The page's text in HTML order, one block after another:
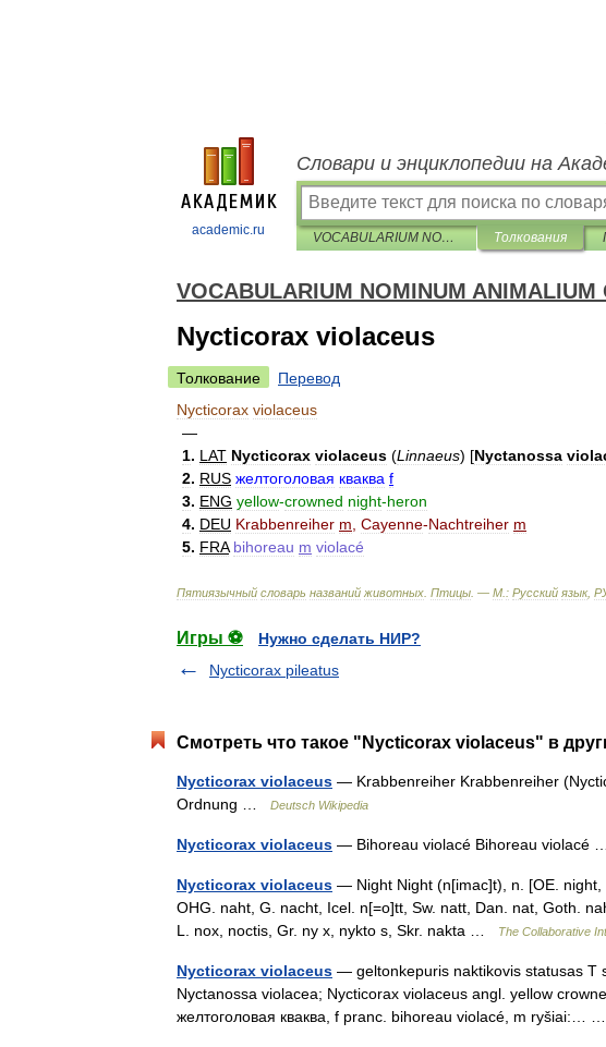
academic.ru
Словари и энциклопедии на
VOCABULARIUM NOMINUM ANIMALIUM QUINQUELINGUE — AVES Толкования
VOCABULARIUM NOMINUM
Nycticorax violaceus
Толкование
Перевод
Nycticorax violaceus
—
1. LAT Nycticorax violaceus (Linnaeus) [Nyctanossa
2. RUS желтоголовая кваква f
3. ENG yellow-crowned night-heron
4. DEU Krabbenreiher m Cayenne-Nachtreiher m
5. FRA bihoreau m violacé
Пятиязычный словарь названий животных Птицы . — М : Русский язык,
Игры ⚽
Нужно сделать НИР?
Nycticorax pileatus
Смотреть что такое "Nycticorax violaceus" в
Nycticorax violaceus — Krabbenreiher Krabbenreiher
Ordnung …
Deutsch Wikipedia
Nycticorax violaceus — Bihoreau violacé Bihoreau violacé
Nycticorax violaceus — Night Night (n[imac]t), n. [OE. night,
OHG. naht, G. nacht, Icel. n[=o]tt, Sw. natt, Dan. nat, Goth.
L. nox, noctis, Gr. ny x, nykto s, Skr. nakta …
The Collaborative
Nycticorax violaceus — geltonkepuris naktikovis statusas T
Nyctanossa violacea; Nycticorax violaceus angl. yellow
желтоголовая кваква, f pranc. bihoreau violacé, m ryšiai:…